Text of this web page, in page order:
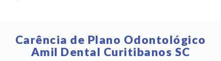
Carência de Plano Odontológico
Amil Dental Curitibanos SC